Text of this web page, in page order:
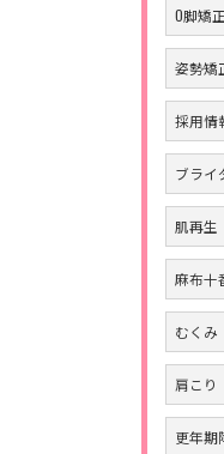
O脚矯正
姿勢矯
採用情
ブライ
肌再生
麻布十
むくみ
肩こり
更年期